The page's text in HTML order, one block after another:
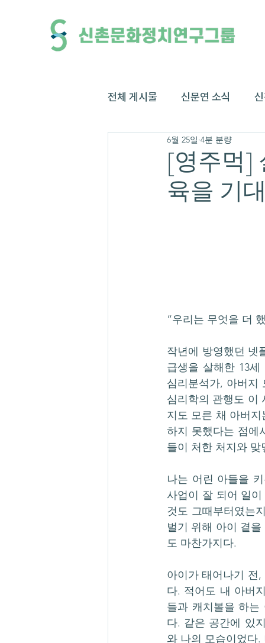
전체 게시물 신문연 소식
[영주먹]
육을 기
6월 25일 4분 분량
“우리는 무엇을 더
작년에 방영했던 넷
급생을 살해한 13
심리분석가, 아버지
심리학의 관행도 이
지도 모른 채 아버
하지 못했다는 점에
들이 처한 처지와 맞
나는 어린 아들을
사업이 잘 되어 일
것도 그때부터였는
벌기 위해 아이 곁
도 마찬가지다.
아이가 태어나기 전
다. 적어도 내 아버
들과 캐치볼을 하
다. 같은 공간에 있
와 나의 모습이었다